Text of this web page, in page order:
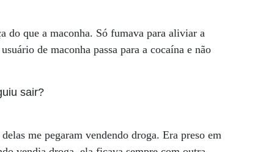
do que a maconha. Só fumava para aliviar a
de maconha passa para a cocaína e não
sair?
me pegaram vendendo droga. Era preso em